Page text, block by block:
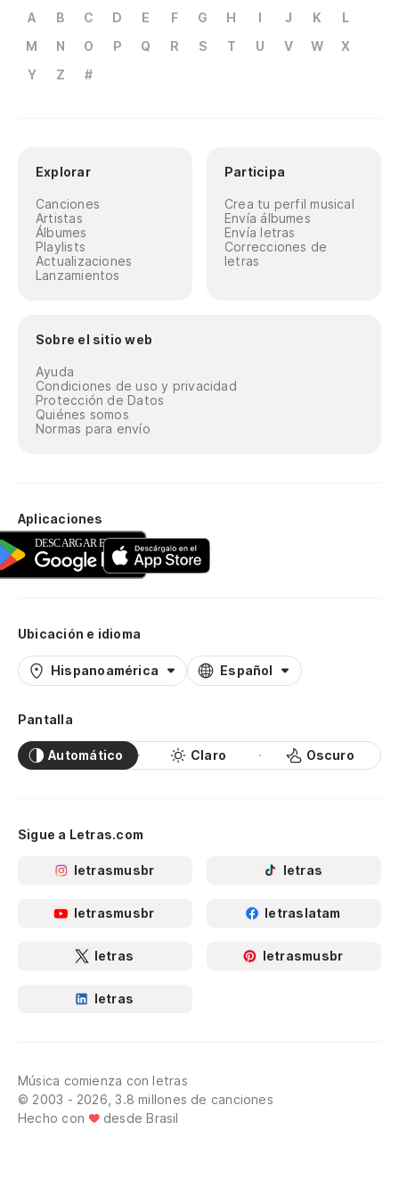
A B C D E F G H I J K
L
M
N O P Q R S T U V W
X
Y
Z #
Explorar
Canciones
Artistas
Álbumes
Playlists
Actualizaciones
Lanzamientos
Participa
Crea tu perfil musical
Envía álbumes
Envía letras
Correcciones de
letras
Sobre el sitio web
Ayuda
Condiciones de uso y privacidad
Protección de Datos
Quiénes somos
Normas para envío
Aplicaciones
Ubicación e idioma
Hispanoamérica Español
Pantalla
Automático Claro Oscuro
Sigue a Letras.com
letrasmusbr letras
letrasmusbr letraslatam
letras letrasmusbr
letras
Música comienza con letras
© 2003 - 2026, 3.8 millones de canciones
Hecho con
desde Brasil